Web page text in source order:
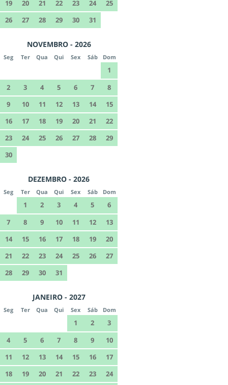
19 20 21 22 23 24
25
26
27 28 29 30 31
NOVEMBRO - 2026
Seg Ter Qua Qui Sex Sáb Dom
1
2
3 4 5 6 7
8
9
10 11 12 13 14
15
16
17 18 19 20 21
22
23
24 25 26 27 28
29
30
DEZEMBRO - 2026
Seg Ter Qua Qui Sex Sáb Dom
1 2 3 4 5
6
7
8 9 10 11 12
13
14
15 16 17 18 19
20
21
22 23 24 25 26
27
28
29 30 31
JANEIRO - 2027
Seg Ter Qua Qui Sex Sáb Dom
1 2
3
4
5 6 7 8 9
10
11
12 13 14 15 16
17
18
19 20 21 22 23
24